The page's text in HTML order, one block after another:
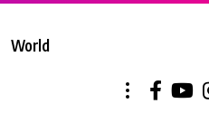
World